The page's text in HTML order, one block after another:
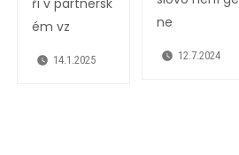
ém vz
14.1.2025
ne
12.7.2024